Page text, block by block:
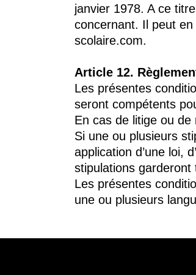
janvier 1978. A ce
concernant. Il peut
scolaire.com.
Article 12.
Les présentes
seront compétents
En cas de litige ou de
Si une ou plusieurs
application d’une loi,
stipulations
Les présentes
une ou plusieurs